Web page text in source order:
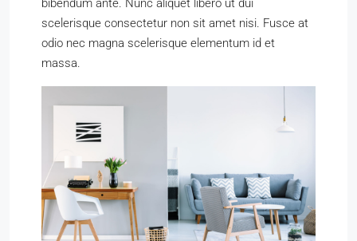
bibendum ante. Nunc aliquet libero ut dui
scelerisque consectetur non sit amet nisi. Fusce at
odio nec magna scelerisque elementum id et
massa.